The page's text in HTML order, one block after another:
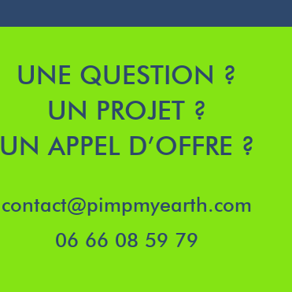
UNE QUESTION ?
UN PROJET ?
UN APPEL D’OFFRE ?
contact@pimpmyearth.com
06 66 08 59 79